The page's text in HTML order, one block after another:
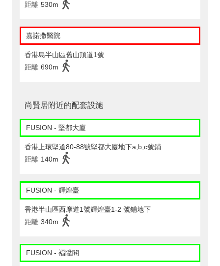
距離 530m
嘉諾撒醫院
香港島半山區舊山頂道1號
距離 690m
尚賢居附近的配套設施
FUSION - 堅都大廈
香港上環堅道80-88號堅都大廈地下a,b,c號鋪
距離 140m
FUSION - 輝煌臺
香港半山區西摩道1號輝煌臺1-2 號鋪地下
距離 340m
FUSION - 褔陞閣